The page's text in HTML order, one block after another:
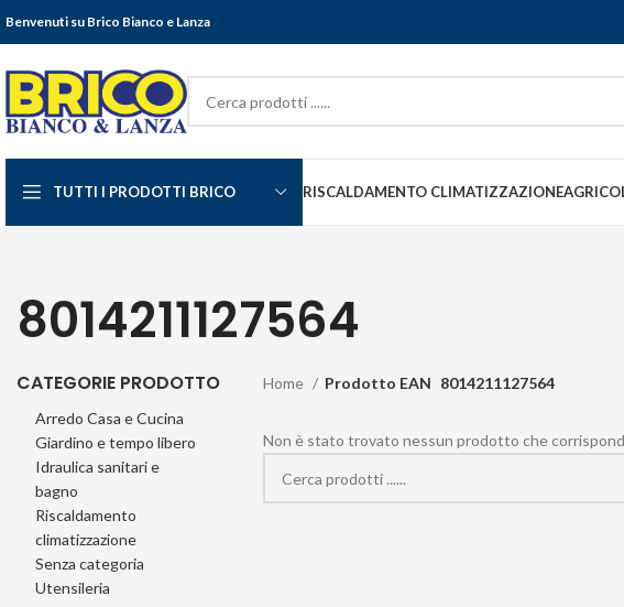
Benvenuti su Brico Bianco e Lanza
TUTTI I PRODOTTI BRICO RISCALDAMENTO CLIMATIZZAZIONE
8014211127564
CATEGORIE PRODOTTO
Arredo Casa e Cucina
Giardino e tempo libero
Idraulica sanitari e
bagno
Riscaldamento
climatizzazione
Senza categoria
Utensileria
Home Prodotto EAN 8014211127564
Non è stato trovato nessun prodotto che